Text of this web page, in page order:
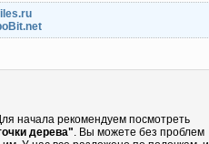
начала рекомендуем посмотреть
дерева". Вы можете без проблем